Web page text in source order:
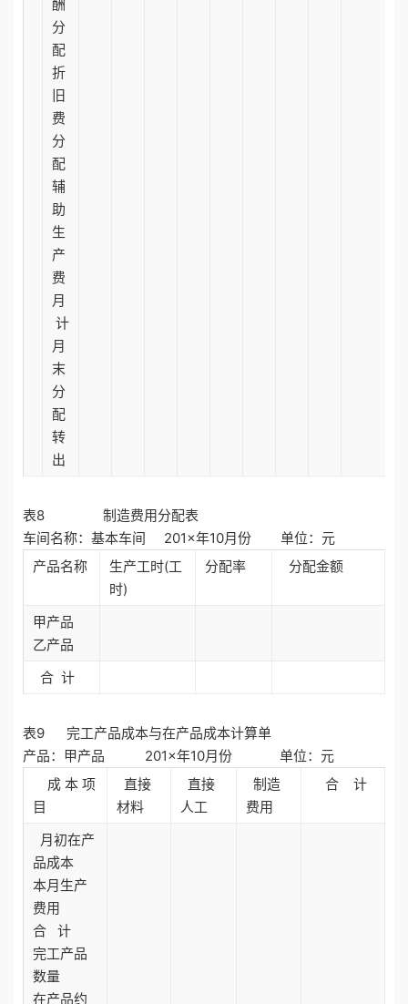
酬
分
配
折
旧
费
分
配
辅
助
生
产
费
月
计
月
末
分
配
转
出
表8 制造费用分配表
车间名称：基本车间 201×年10月份 单位：元
产品名称
生产工时(工
时)
分配率 分配金额
甲产品
乙产品
合 计
表9 完工产品成本与在产品成本计算单
产品：甲产品 201×年10月份 单位：元
成 本 项
目
直接
材料
直接
人工
制造
费用
合 计
月初在产
品成本
本月生产
费用
合 计
完工产品
数量
在产品约